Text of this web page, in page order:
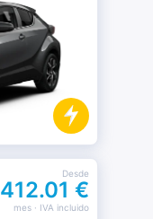
Desde
412.01 €
mes· IVA incluido